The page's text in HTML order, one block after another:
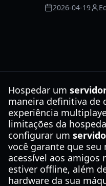
2026-04-19
Hospedar um
maneira definitiva de
experiência
limitações da
configurar um
você garante que seu
acessível aos amigos
estiver offline, além
hardware da sua